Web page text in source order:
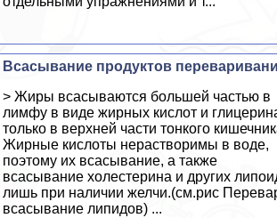
Всасывание продуктов
> Жиры всасываются большей частью в
лимфу в виде жирных кислот и
только в верхней части тонкого
Жирные кислоты нерастворимы в воде,
поэтому их всасывание, а также
всасывание холестерина и других
лишь при наличии желчи.(см.рис
всасывание липидов) ...